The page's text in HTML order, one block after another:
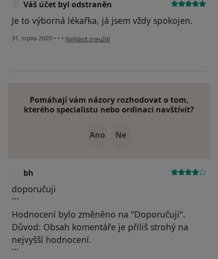
Váš účet byl odstraněn
Je to výborná lékařka, já jsem vždy spokojen.
31. srpna 2009 • • • podle názoru uživatele Váš účet byl odstraněn
Nahlásit zneužití
Pomáhají vám názory rozhodovat o tom,
kterého specialistu nebo ordinaci navštívit?
Ano Ne
bh
doporučuji
```
Hodnocení bylo změněno na "Doporučuji".
Důvod: Obsah komentáře je příliš strohý na
nejvyšší hodnocení.
```